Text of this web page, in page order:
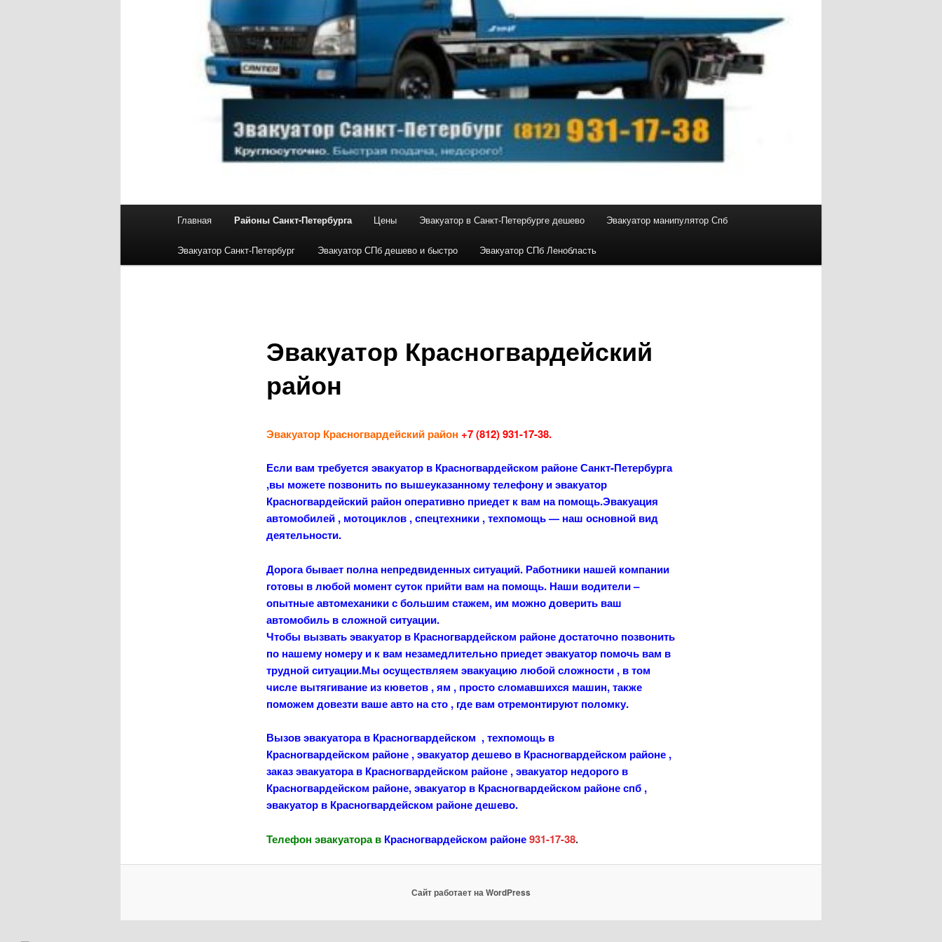
Перейти
к
Главная Районы Санкт-Петербурга Цены Эвакуатор в Санкт-Петербурге дешево Эвакуатор манипулятор Спб
Эвакуатор Санкт-Петербург Эвакуатор СПб дешево и быстро Эвакуатор СПб Ленобласть
Эвакуатор Красногвардейский
район
Эвакуатор Красногвардейский район +7 (812) 931-17-38.
Если вам требуется эвакуатор в Красногвардейском районе Санкт-Петербурга
,вы можете позвонить по вышеуказанному телефону и эвакуатор
Красногвардейский район оперативно приедет к вам на помощь.Эвакуация
автомобилей , мотоциклов , спецтехники , техпомощь — наш основной вид
деятельности.
Дорога бывает полна непредвиденных ситуаций. Работники нашей компании
готовы в любой момент суток прийти вам на помощь. Наши водители –
опытные автомеханики с большим стажем, им можно доверить ваш
автомобиль в сложной ситуации.
Чтобы вызвать эвакуатор в Красногвардейском районедостаточно позвонить
по нашему номеру и к вам незамедлительно приедет эвакуатор помочь вам в
трудной ситуации.Мы осуществляем эвакуацию любой сложности , в том
числе вытягивание из кюветов , ям , просто сломавшихся машин, также
поможем довезти ваше авто на сто , где вам отремонтируют поломку.
Вызов эвакуатора в Красногвардейском , техпомощь в
Красногвардейском районе, эвакуатор дешево в Красногвардейском районе,
заказ эвакуатора в Красногвардейском районе, эвакуатор недорого в
Красногвардейском районе, эвакуатор в Красногвардейском районе спб ,
эвакуатор в Красногвардейском районедешево.
Телефон эвакуатора в Красногвардейском районе931-17-38.
Сайт работает на WordPress